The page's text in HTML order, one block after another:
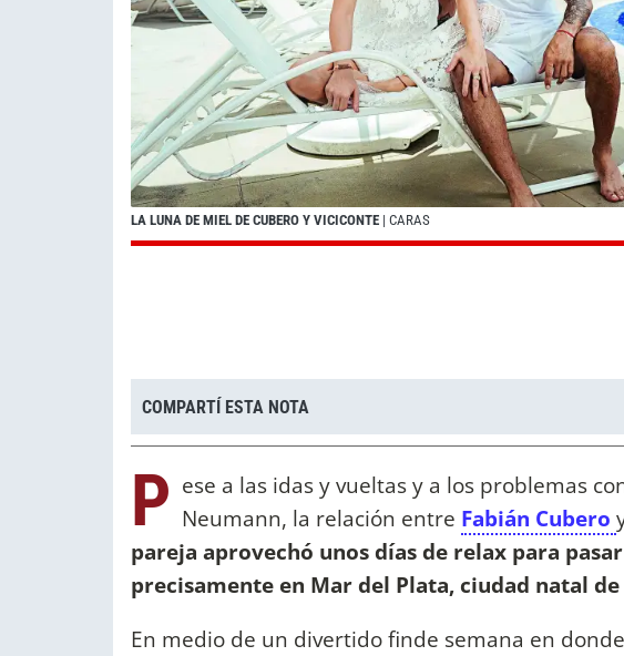
LA LUNA DE MIEL DE CUBERO Y VICICONTE | CARAS
COMPARTÍ ESTA NOTA
P ese a las idas y vueltas y a los problemas
Neumann, la relación entre Fabián Cubero
pareja aprovechó unos días de relax para
precisamente en Mar del Plata, ciudad natal
En medio de un divertido finde semana en